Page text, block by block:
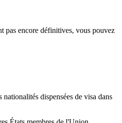
pas encore définitives, vous pouvez
dispensées de visa dans